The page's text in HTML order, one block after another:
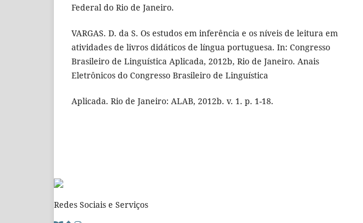
Federal do Rio de Janeiro.
VARGAS. D. da S. Os estudos em inferência e os níveis de leitura em
atividades de livros didáticos de língua portuguesa. In: Congresso
Brasileiro de Linguística Aplicada, 2012b, Rio de Janeiro. Anais
Eletrônicos do Congresso Brasileiro de Linguística
Aplicada. Rio de Janeiro: ALAB, 2012b. v. 1. p. 1-18.
Redes Sociais e Serviços